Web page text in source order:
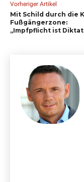
Vorheriger Artikel
Mit Schild durch die
Fußgängerzone:
„Impfpflicht ist